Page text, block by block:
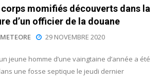
corps momifiés découverts dans la
d’un officier de la douane
29 NOVEMBRE 2020
jeune homme d’une vaingtaine d’année a été
une fosse septique le jeudi dernier